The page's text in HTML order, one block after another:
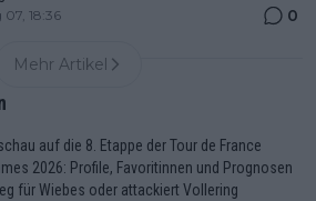
07, 18:36 0
Mehr Artikel
auf die 8. Etappe der Tour de France
2026: Profile, Favoritinnen und Prognosen
für Wiebes oder attackiert Vollering